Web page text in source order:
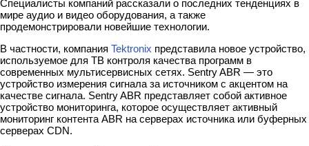
Специалисты компаний рассказали о последних тенденциях в
мире аудио и видео оборудования, а также
продемонстрировали новейшие технологии.
В частности, компания Tektronix представила новое устройство,
используемое для ТВ контроля качества программ в
современных мультисервисных сетях. Sentry ABR — это
устройство измерения сигнала за источником с акцентом на
качестве сигнала. Sentry ABR представляет собой активное
устройство мониторинга, которое осуществляет активный
мониторинг контента ABR на серверах источника или буферных
серверах CDN.